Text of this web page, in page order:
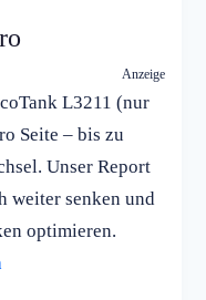
Anzeige
L3211 (nur
Seite – bis zu
Unser Report
weiter senken und
optimieren.